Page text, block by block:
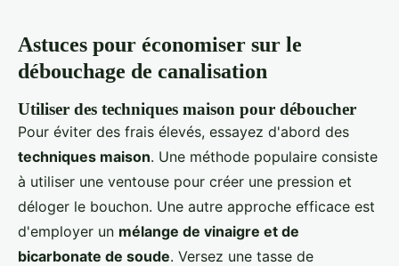
Astuces pour économiser sur le
débouchage de canalisation
Utiliser des techniques maison pour déboucher
Pour éviter des frais élevés, essayez d'abord des
techniques maison. Une méthode populaire consiste
à utiliser une ventouse pour créer une pression et
déloger le bouchon. Une autre approche efficace est
d'employer un mélange de vinaigre et de
bicarbonate de soude. Versez une tasse de